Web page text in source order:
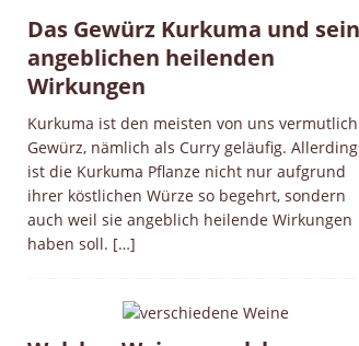
Das Gewürz Kurkuma und
angeblichen heilenden
Wirkungen
Kurkuma ist den meisten von uns
Gewürz, nämlich als Curry geläufig.
ist die Kurkuma Pflanze nicht nur aufgrund
ihrer köstlichen Würze so begehrt, sondern
auch weil sie angeblich heilende Wirkungen
haben soll. […]